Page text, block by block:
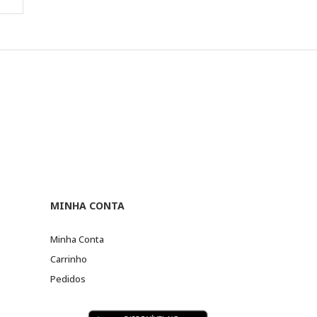
MINHA CONTA
Minha Conta
Carrinho
Pedidos